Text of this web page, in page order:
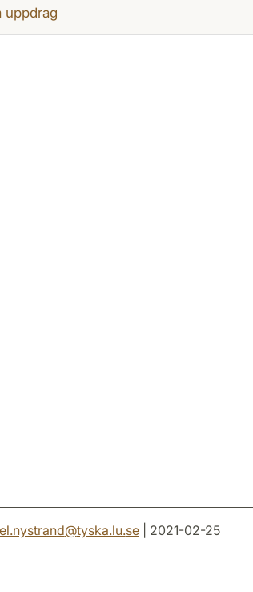
uppdrag
@tyska.lu.se| 2021-02-25